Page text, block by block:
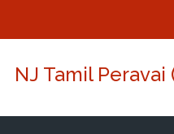
NJ Tamil Peravai